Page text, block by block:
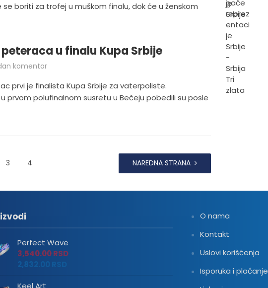
se boriti za trofej u muškom finalu, dok će u ženskom
u finalu Kupa Srbije
komentar
prvi je finalista Kupa Srbije za vaterpoliste.
prvom polufinalnom susretu u Bečeju pobedili su posle
3 4 NAREDNA STRANA
Perfect Wave
3,540.00RSD
2,832.00
Keel Art
O nama
Kontakt
Uslovi korišćenja
Isporuka i plaćanje